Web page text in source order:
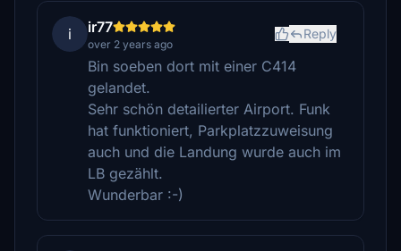
i ir77
over 2 years ago
Reply
Bin soeben dort mit einer C414
gelandet.
Sehr schön detailierter Airport. Funk
hat funktioniert, Parkplatzzuweisung
auch und die Landung wurde auch im
LB gezählt.
Wunderbar :-)